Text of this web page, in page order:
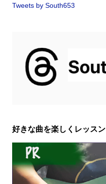
Tweets by South653
好きな曲を楽しくレッスン